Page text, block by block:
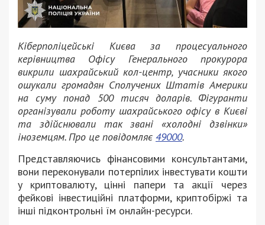
Кіберполіцейські Києва за процесуального
керівництва Офісу Генерального прокурора
викрили шахрайський кол-центр, учасники якого
ошукали громадян Сполучених Штатів Америки
на суму понад 500 тисяч доларів. Фігуранти
організували роботу шахрайського офісу в Києві
та здійснювали так звані «холодні дзвінки»
іноземцям. Про це повідомляє 49000.
Представляючись фінансовими консультантами,
вони переконували потерпілих інвестувати кошти
у криптовалюту, цінні папери та акції через
фейкові інвестиційні платформи, криптобіржі та
інші підконтрольні їм онлайн-ресурси.